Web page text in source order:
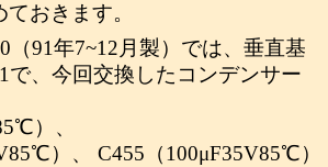
おきます。
（91年7~12月製）では、垂直基
で、今回交換したコンデンサー
）、
）、 C455（100μF35V85℃）